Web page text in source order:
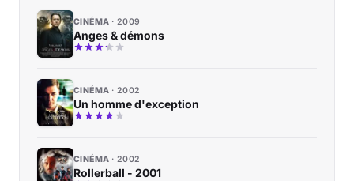
CINÉMA 2009
Anges & démons
CINÉMA 2002
Un homme d'exception
CINÉMA 2002
Rollerball - 2001